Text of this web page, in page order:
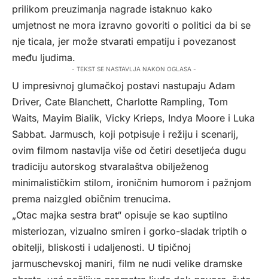
prilikom preuzimanja nagrade istaknuo kako
umjetnost ne mora izravno govoriti o politici da bi se
nje ticala, jer može stvarati empatiju i povezanost
među ljudima.
- TEKST SE NASTAVLJA NAKON OGLASA -
U impresivnoj glumačkoj postavi nastupaju Adam
Driver, Cate Blanchett, Charlotte Rampling, Tom
Waits, Mayim Bialik, Vicky Krieps, Indya Moore i Luka
Sabbat. Jarmusch, koji potpisuje i režiju i scenarij,
ovim filmom nastavlja više od četiri desetljeća dugu
tradiciju autorskog stvaralaštva obilježenog
minimalističkim stilom, ironičnim humorom i pažnjom
prema naizgled običnim trenucima.
„Otac majka sestra brat“ opisuje se kao suptilno
misteriozan, vizualno smiren i gorko-sladak triptih o
obitelji, bliskosti i udaljenosti. U tipičnoj
jarmuschevskoj maniri, film ne nudi velike dramske